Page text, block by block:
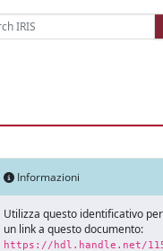
Informazioni
Utilizza questo identificativo
un link a questo documento:
https://hdl.handle.net/